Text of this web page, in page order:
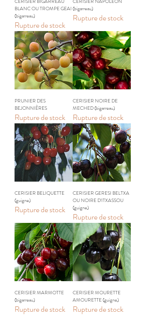
BLANC OU TROMPE GEAI
(bigarreau)
Rupture de stock
(bigarreau)
Rupture de stock
PRUNIER DES
BEJONNIÈRES
Rupture de stock
CERISIER NOIRE DE
MECHED (bigarreau)
Rupture de stock
CERISIER BELIQUETTE
(guigne)
Rupture de stock
CERISIER GERESI BELTXA
OU NOIRE D'ITXASSOU
(guigne)
Rupture de stock
CERISIER MARMOTTE
(bigarreau)
Rupture de stock
CERISIER MOURETTE
AMOURETTE (guigne)
Rupture de stock